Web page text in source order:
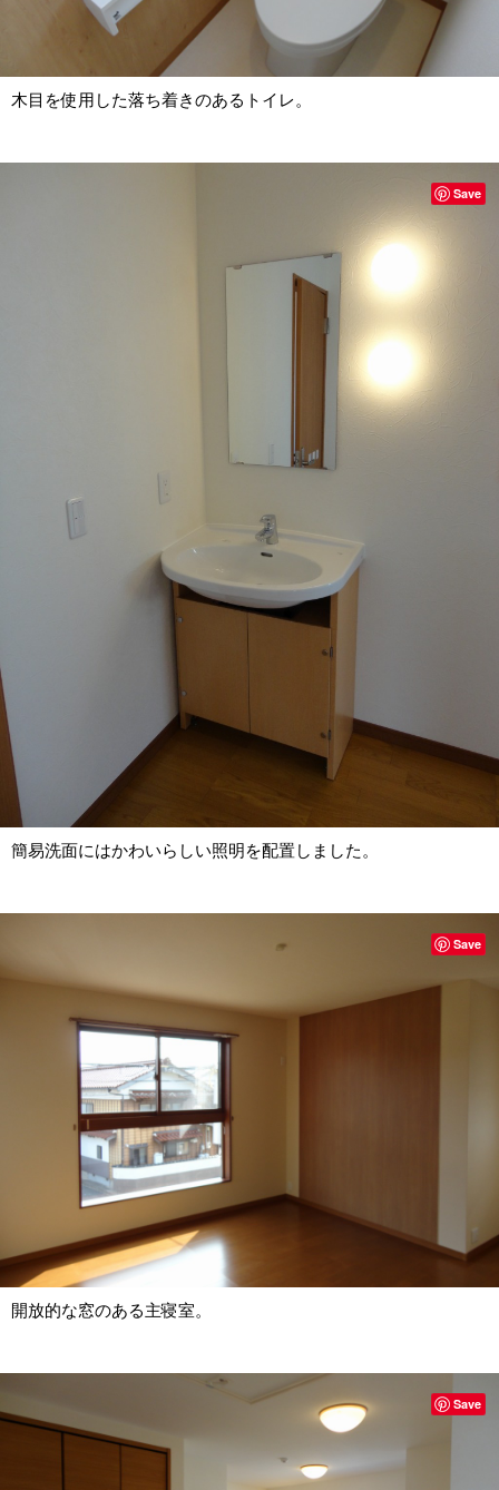
木目を使用した落ち着きのあるトイレ。
簡易洗面にはかわいらしい照明を配置しました。
Save
開放的な窓のある主寝室。
Save
Save